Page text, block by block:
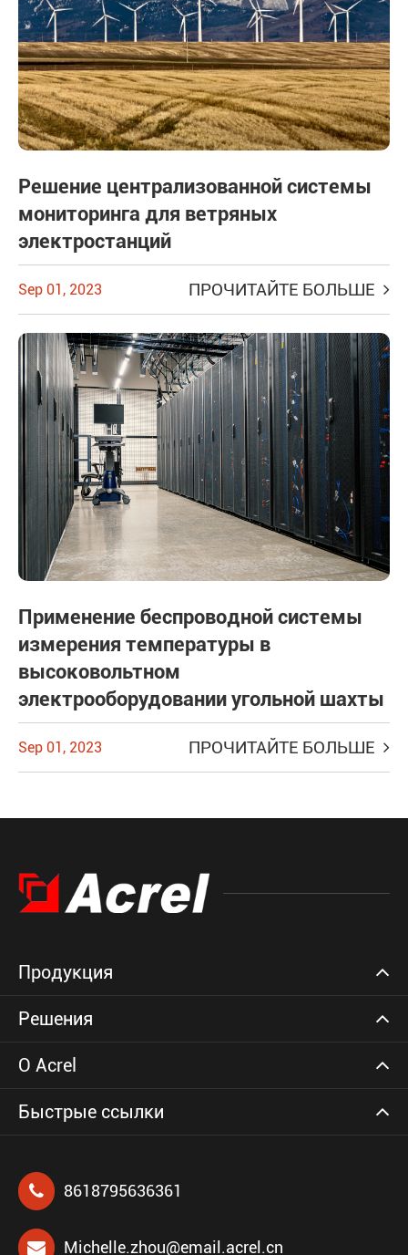
Решение централизованной системы
мониторинга для ветряных
электростанций
Sep 01, 2023 ПРОЧИТАЙТЕ БОЛЬШЕ
Применение беспроводной системы
измерения температуры в
высоковольтном
электрооборудовании угольной шахты
Sep 01, 2023 ПРОЧИТАЙТЕ БОЛЬШЕ
Продукция
Решения
О Acrel
Быстрые ссылки
8618795636361
Michelle.zhou@email.acrel.cn